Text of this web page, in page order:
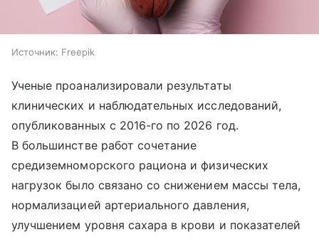
Источник: Freepik
Ученые проанализировали результаты
клинических и наблюдательных исследований,
опубликованных с 2016-го по 2026 год.
В большинстве работ сочетание
средиземноморского рациона и физических
нагрузок было связано со снижением массы тела,
нормализацией артериального давления,
улучшением уровня сахара в крови и показателей